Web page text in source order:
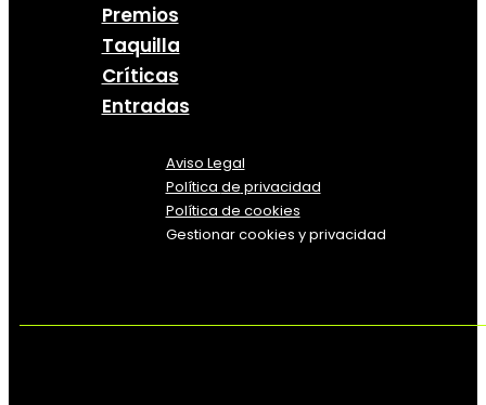
Premios
Taquilla
Críticas
Entradas
Aviso Legal
Política de privacidad
Política de cookies
Gestionar cookies y privacidad